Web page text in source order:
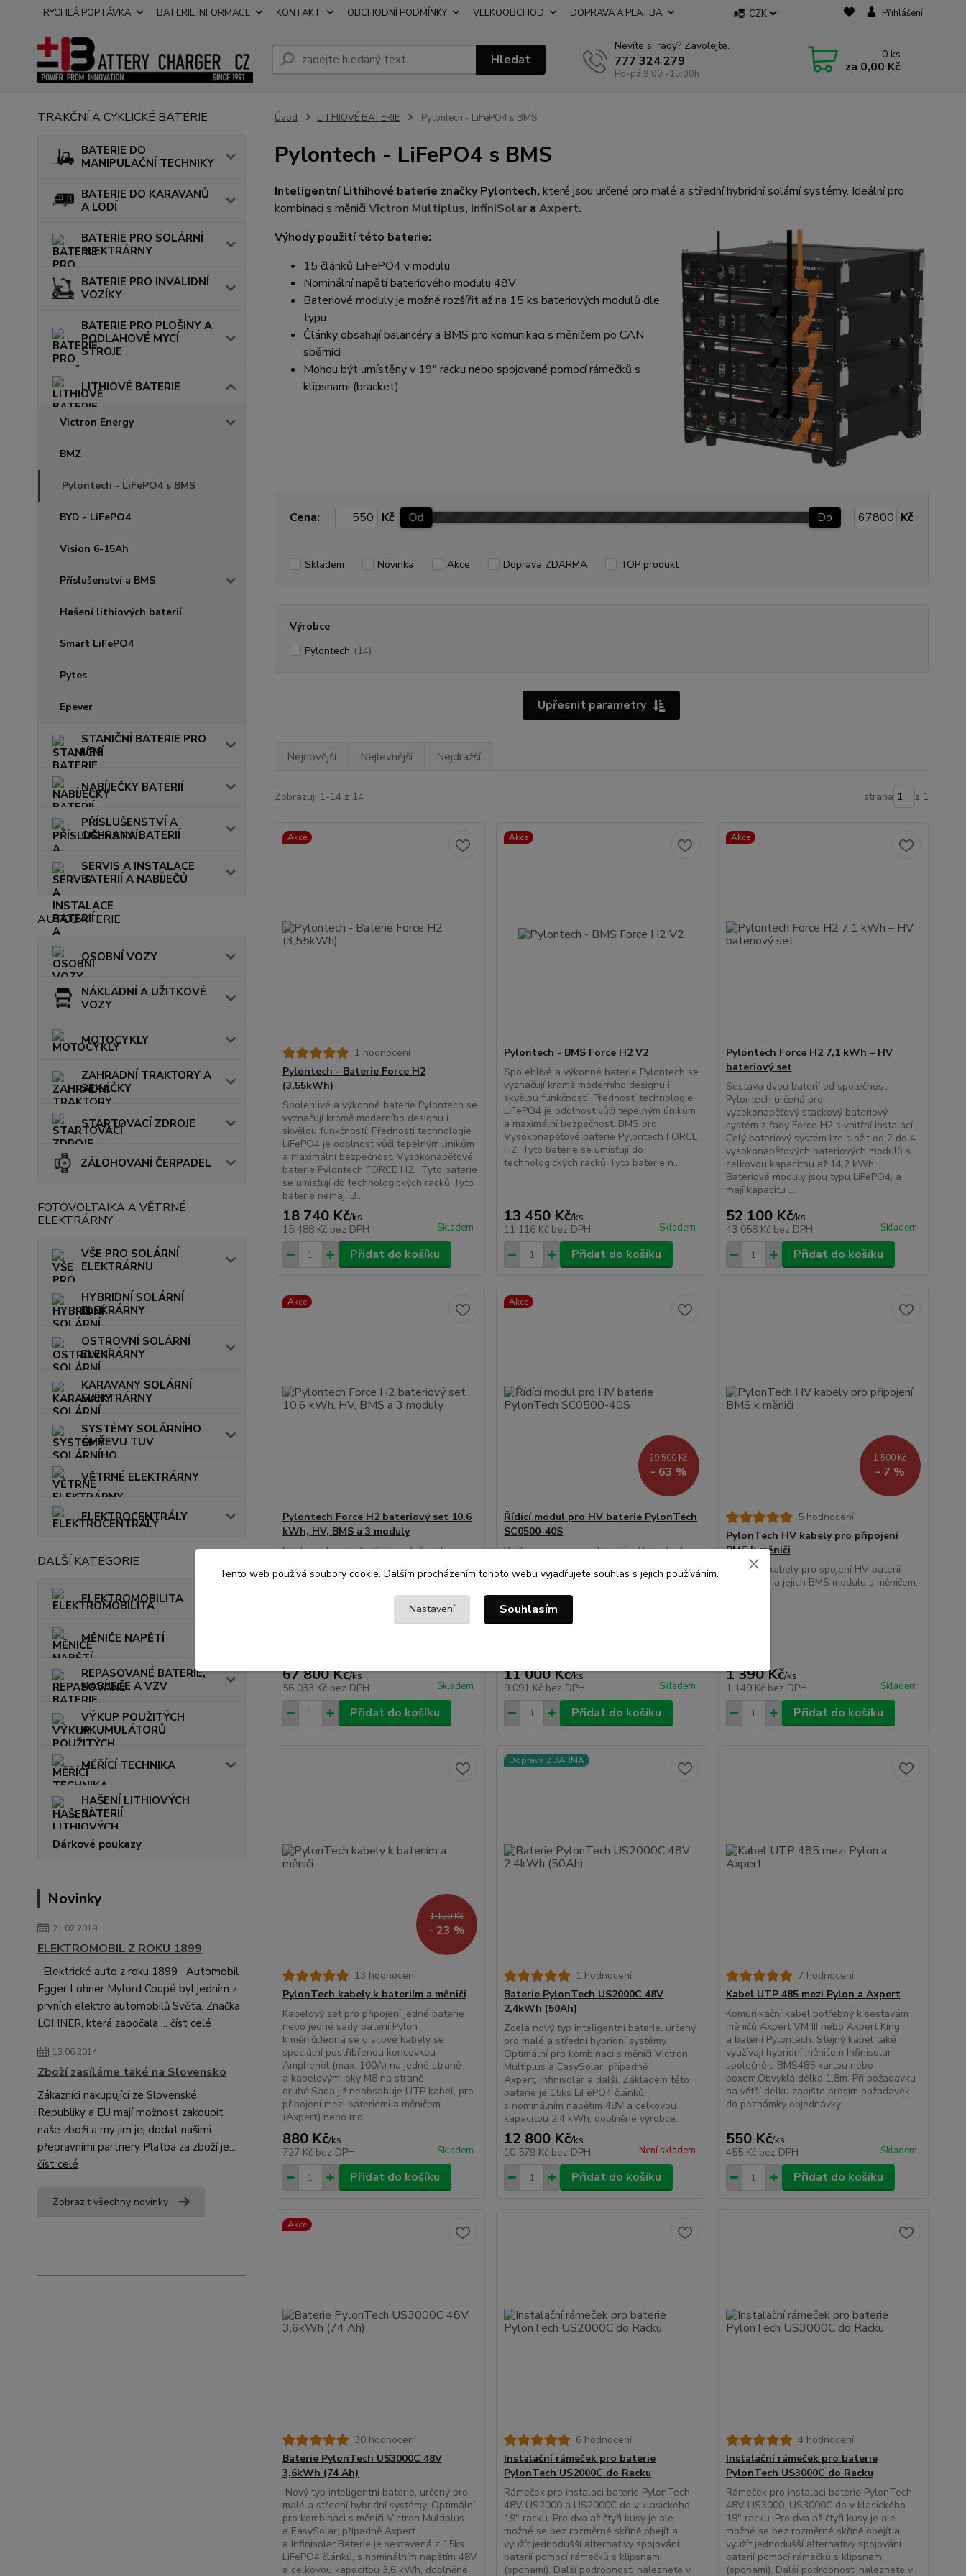
RYCHLÁ POPTÁVKA BATERIE INFORMACE KONTAKT OBCHODNÍ PODMÍNKY VELKOOBCHOD DOPRAVA A PLATBA CZK Přihlášení
Hledat
Nevíte si rady? Zavolejte.
777 324 279
Po-pá 9:00 -15:00h
0 ks
za 0,00 Kč
TRAKČNÍ A CYKLICKÉ BATERIE
BATERIE DO
MANIPULAČNÍ TECHNIKY
BATERIE DO KARAVANŮ
A LODÍ
BATERIE PRO SOLÁRNÍ
ELEKTRÁRNY
BATERIE PRO INVALIDNÍ
VOZÍKY
BATERIE PRO PLOŠINY A
PODLAHOVÉ MYCÍ
STROJE
LITHIOVÉ BATERIE
Victron Energy
BMZ
Pylontech - LiFePO4 s BMS
BYD - LiFePO4
Vision 6-15Ah
Příslušenství a BMS
Hašení lithiových baterií
Smart LiFePO4
Pytes
Epever
STANIČNÍ BATERIE PRO
UPS
NABÍJEČKY BATERIÍ
PŘÍSLUŠENSTVÍ A
OCHRANA BATERIÍ
SERVIS A INSTALACE
BATERIÍ A NABÍJEČŮ
AUTOBATERIE
OSOBNÍ VOZY
NÁKLADNÍ A UŽITKOVÉ
VOZY
MOTOCYKLY
ZAHRADNÍ TRAKTORY A
SEKAČKY
STARTOVACÍ ZDROJE
ZÁLOHOVANÍ ČERPADEL
FOTOVOLTAIKA A VĚTRNÉ
ELEKTRÁRNY
VŠE PRO SOLÁRNÍ
ELEKTRÁRNU
HYBRIDNÍ SOLÁRNÍ
ELEKRÁRNY
OSTROVNÍ SOLÁRNÍ
ELEKRÁRNY
KARAVANY SOLÁRNÍ
ELEKTRÁRNY
SYSTÉMY SOLÁRNÍHO
OHŘEVU TUV
VĚTRNÉ ELEKTRÁRNY
ELEKTROCENTRÁLY
DALŠÍ KATEGORIE
ELEKTROMOBILITA
MĚNIČE NAPĚTÍ
REPASOVANÉ BATERIE,
NABÍJEČE A VZV
VÝKUP POUŽITÝCH
AKUMULÁTORŮ
MĚŘÍCÍ TECHNIKA
HAŠENÍ LITHIOVÝCH
BATERIÍ
Dárkové poukazy
Novinky
21.02.2019
ELEKTROMOBIL Z ROKU 1899
Elektrické auto z roku 1899 Automobil
Egger Lohner Mylord Coupé byl jedním z
prvních elektro automobilů Světa. Značka
LOHNER, která započala ... číst celé
13.06.2014
Zboží zasíláme také na Slovensko
Zákazníci nakupující ze Slovenské
Republiky a EU mají možnost zakoupit
naše zboží a my jim jej dodat našimi
přepravními partnery Platba za zboží je...
číst celé
Zobrazit všechny novinky
Úvod LITHIOVÉ BATERIE Pylontech - LiFePO4 s BMS
Pylontech - LiFePO4 s BMS
Inteligentní Lithihové baterie značky Pylontech, které jsou určené pro malé a střední hybridní solární systémy. Ideální pro
kombinaci s měniči Victron Multiplus, InfiniSolara Axpert.
Výhody použití této baterie:
15 článků LiFePO4 v modulu
Nominální napětí bateriového modulu 48V
Bateriové moduly je možné rozšířit až na 15 ks bateriových modulů dle
typu
Články obsahují balancéry a BMS pro komunikaci s měničem po CAN
sběrnici
Mohou být umístěny v 19" racku nebo spojované pomocí rámečků s
klipsnami (bracket)
Upřesnit parametry
Cena: Kč Od Do Kč
Skladem Novinka Akce Doprava ZDARMA TOP produkt
Výrobce
Pylontech (14)
Nejnovější Nejlevnější Nejdražší
Zobrazuji 1-14 z 14 strana z 1
Akce
1 hodnocení
Pylontech - Baterie Force H2
(3,55kWh)
Spolehlivé a výkonné baterie Pylontech se
vyznačují kromě moderního designu i
skvělou funkčností. Předností technologie
LiFePO4 je odolnost vůči tepelným únikům
a maximální bezpečnost. Vysokonapěťové
baterie Pylontech FORCE H2. Tyto baterie
se umísťují do technologických racků Tyto
baterie nemají B...
18 740 Kč/ks
15 488 Kč bez DPH Skladem
Přidat do košíku
Akce
Pylontech - BMS Force H2 V2
Spolehlivé a výkonné baterie Pylontech se
vyznačují kromě moderního designu i
skvělou funkčností. Předností technologie
LiFePO4 je odolnost vůči tepelným únikům
a maximální bezpečnost. BMS pro
Vysokonapěťové baterie Pylontech FORCE
H2. Tyto baterie se umísťují do
technologických racků Tyto baterie n...
13 450 Kč/ks
11 116 Kč bez DPH Skladem
Přidat do košíku
Akce
Pylontech Force H2 7,1 kWh – HV
bateriový set
Sestava dvou baterií od společnosti
Pylontech určená pro
vysokonapěťový stackový bateriový
systém z řady Force H2 s vnitřní instalací.
Celý bateriový systém lze složit od 2 do 4
vysokonapěťových bateriových modulů s
celkovou kapacitou až 14,2 kWh.
Bateriové moduly jsou typu LiFePO4, a
mají kapacitu ...
52 100 Kč/ks
43 058 Kč bez DPH Skladem
Přidat do košíku
Akce
Pylontech Force H2 bateriový set 10.6
kWh, HV, BMS a 3 moduly
Sestava dvou baterií od společnosti
vysokonapěťový stackový bateriový
Celý bateriový systém lze složit od 2 do 4
vysokonapěťových bateriových modulů s
celkovou kapacitou až 14,2 kWh.
67 800 Kč/ks
56 033 Kč bez DPH Skladem
Přidat do košíku
Akce
29 500 Kč
- 63 %
Řídící modul pro HV baterie PylonTech
SC0500-40S
Battery management systém PylonTech
baterií Pylontech H48050 do větších celků.
BMS SC500-40S, který se používá k řízení
LiFePO4 akumulátorů H48050. Umožňuje
propojit a účinně řídit nabíjení a vybíjení
11 000 Kč/ks
9 091 Kč bez DPH Skladem
Přidat do košíku
1 500 Kč
- 7 %
5 hodnocení
PylonTech HV kabely pro připojení
BMS k měniči
Napájecí kabely pro spojení HV baterií
Pylontech a jejich BMS modulu s měničem.
1 390 Kč/ks
1 149 Kč bez DPH Skladem
Přidat do košíku
1 150 Kč
- 23 %
13 hodnocení
PylonTech kabely k bateriím a měniči
Kabelový set pro připojení jedné baterie
nebo jedné sady baterií Pylon
k měniči.Jedná se o silové kabely se
speciální postříbřenou koncovkou
Amphenol (max. 100A) na jedné straně
a kabelovými oky M8 na straně
druhé.Sada již neobsahuje UTP kabel, pro
připojení mezi bateriemi a měničem
(Axpert) nebo mo...
880 Kč/ks
727 Kč bez DPH Skladem
Přidat do košíku
Doprava ZDARMA
1 hodnocení
Baterie PylonTech US2000C 48V
2,4kWh (50Ah)
Zcela nový typ inteligentní baterie, určený
pro malé a střední hybridní systémy.
Optimální pro kombinaci s měniči Victron
Multiplus a EasySolar, případně
Axpert, Infinisolar a další. Základem této
baterie je 15ks LiFePO4 článků,
s nominálním napětím 48V a celkovou
kapacitou 2,4 kWh, doplněné výrobce...
12 800 Kč/ks
10 579 Kč bez DPH Není skladem
Přidat do košíku
7 hodnocení
Kabel UTP 485 mezi Pylon a Axpert
Komunikační kabel potřebný k sestavám
měničů Axpert VM III nebo Axpert King
a baterií Pylontech. Stejný kabel také
využívají hybridní měničem Infinisolar
společně s BMS485 kartou nebo
boxem.Obvyklá délka 1,8m. Při požadavku
na větší délku zapište prosím požadavek
do poznámky objednávky.
550 Kč/ks
455 Kč bez DPH Skladem
Přidat do košíku
Akce
30 hodnocení
Baterie PylonTech US3000C 48V
3,6kWh (74 Ah)
Nový typ inteligentní baterie, určený pro
malé a střední hybridní systémy. Optimální
pro kombinaci s měniči Victron Multiplus
a EasySolar, případně Axpert
a Infinisolar.Baterie je sestavená z 15ks
LiFePO4 článků, s nominálním napětím 48V
a celkovou kapacitou 3,6 kWh, doplněné
6 hodnocení
Instalační rámeček pro baterie
PylonTech US2000C do Racku
Rámeček pro instalaci baterie PylonTech
48V US2000 a US2000C do v klasického
19" racku. Pro dva až čtyři kusy je ale
možné se bez rozměrné skříně obejít a
využít jednodušší alternativy spojování
baterií pomocí rámečků s klipsnami
(sponami). Další podrobnosti naleznete v
4 hodnocení
Instalační rámeček pro baterie
PylonTech US3000C do Racku
Rámeček pro instalaci baterie PylonTech
48V US3000, US3000C do v klasického
19" racku. Pro dva až čtyři kusy je ale
možné se bez rozměrné skříně obejít a
využít jednodušší alternativy spojování
baterií pomocí rámečků s klipsnami
(sponami). Další podrobnosti naleznete v
Tento web používá soubory cookie. Dalším procházením tohoto webu vyjadřujete souhlas s jejich používáním.
Nastavení Souhlasím